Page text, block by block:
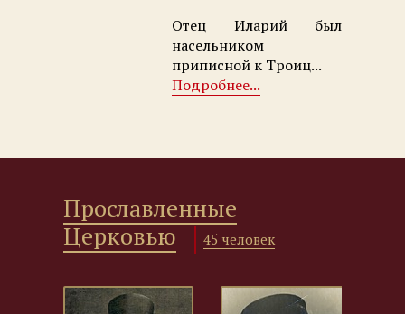
Отец Иларий был
насельником
приписной к Троиц...
Подробнее...
Прославленные
Церковью
45 человек